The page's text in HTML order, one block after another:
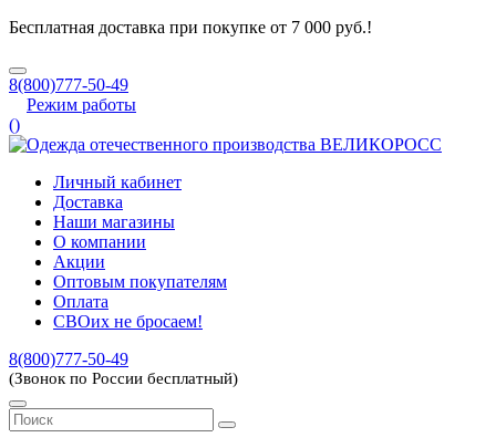
Бесплатная доставка при покупке от 7 000 руб.!
8(800)777-50-49
Режим работы
()
Личный кабинет
Доставка
Наши магазины
О компании
Акции
Оптовым покупателям
Оплата
СВОих не бросаем!
8(800)777-50-49
(Звонок по России бесплатный)